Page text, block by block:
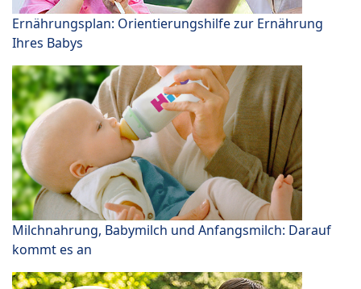
Ernährungsplan: Orientierungshilfe zur Ernährung
Ihres Babys
Milchnahrung, Babymilch und Anfangsmilch: Darauf
kommt es an